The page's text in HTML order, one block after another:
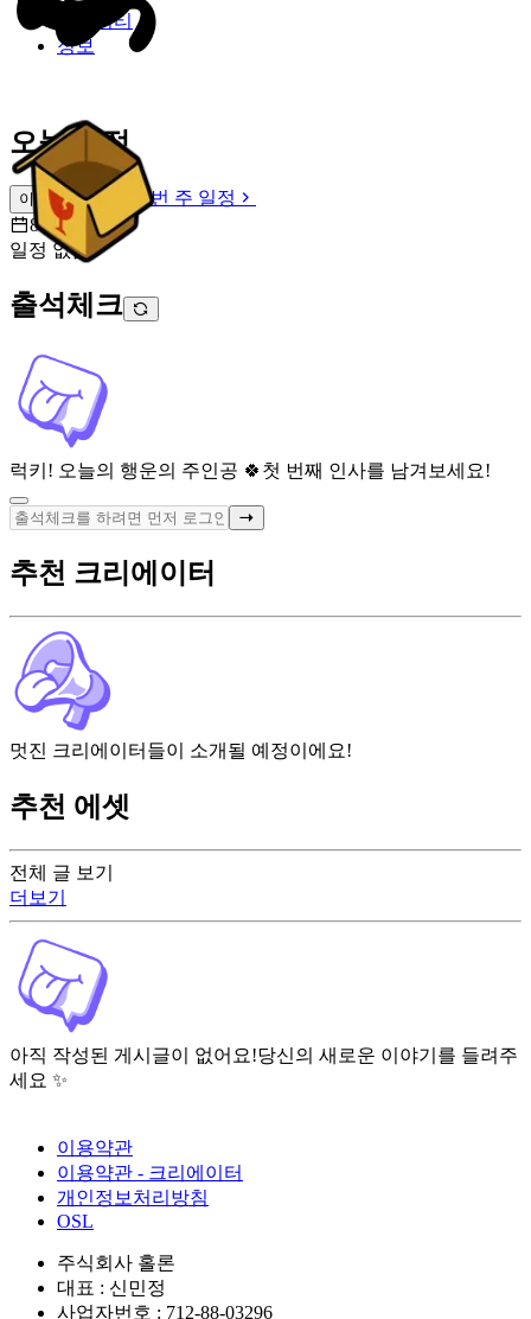
커뮤니티
정보
오늘 일정
이번 주 일정
이번 주 일정
8월 8일 [토]
일정 없음
출석체크
럭키! 오늘의 행운의 주인공 🍀 첫 번째 인사를 남겨보세요!
전체 글 보기
더보기
아직 작성된 게시글이 없어요!당신의 새로운 이야기를 들려주
세요 ✨
추천 크리에이터
멋진 크리에이터들이 소개될 예정이에요!
추천 에셋
이용약관
이용약관 - 크리에이터
개인정보처리방침
OSL
주식회사 홀론
대표 : 신민정
사업자번호 : 712-88-03296